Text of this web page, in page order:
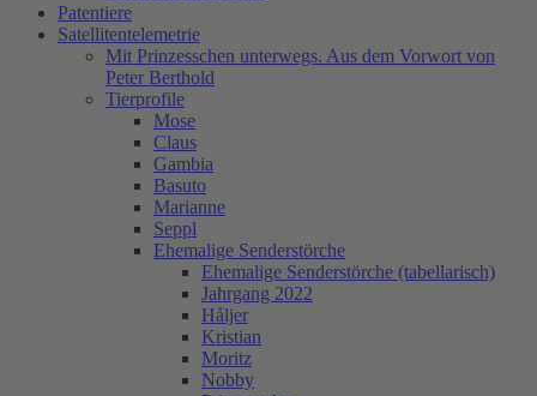
Patentiere
Satellitentelemetrie
Mit Prinzesschen unterwegs. Aus dem Vorwort von
Peter Berthold
Tierprofile
Mose
Claus
Gambia
Basuto
Marianne
Seppl
Ehemalige Senderstörche
Ehemalige Senderstörche (tabellarisch)
Jahrgang 2022
Håljer
Kristian
Moritz
Nobby